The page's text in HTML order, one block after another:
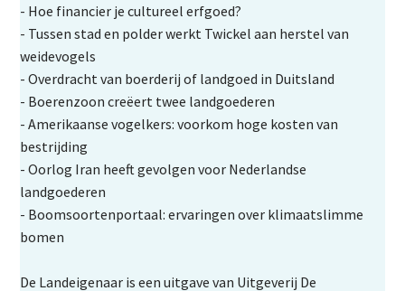
- Hoe financier je cultureel erfgoed?
- Tussen stad en polder werkt Twickel aan herstel van
weidevogels
- Overdracht van boerderij of landgoed in Duitsland
- Boerenzoon creëert twee landgoederen
- Amerikaanse vogelkers: voorkom hoge kosten van
bestrijding
- Oorlog Iran heeft gevolgen voor Nederlandse
landgoederen
- Boomsoortenportaal: ervaringen over klimaatslimme
bomen
De Landeigenaar is een uitgave van Uitgeverij De